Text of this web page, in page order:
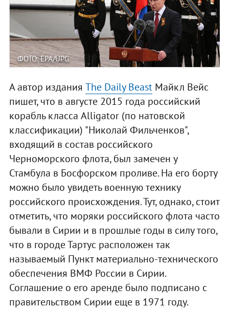
ФОТО: EPA/UPG
А автор издания The Daily BeastМайкл Вейс
пишет, что в августе 2015 года российский
корабль класса Alligator (по натовской
классификации) "Николай Фильченков",
входящий в состав российского
Черноморского флота, был замечен у
Стамбула в Босфорском проливе. На его борту
можно было увидеть военную технику
российского происхождения. Тут, однако, стоит
отметить, что моряки российского флота часто
бывали в Сирии и в прошлые годы в силу того,
что в городе Тартус расположен так
называемый Пункт материально-технического
обеспечения ВМФ России в Сирии.
Соглашение о его аренде было подписано с
правительством Сирии еще в 1971 году.